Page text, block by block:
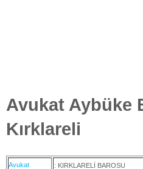
Avukat Aybüke
Kırklareli
Avukat
: KIRKLARELİ BAROSU